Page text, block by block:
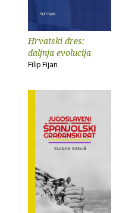
Hrvatski dres:
daljnja evolucija
Filip Fijan